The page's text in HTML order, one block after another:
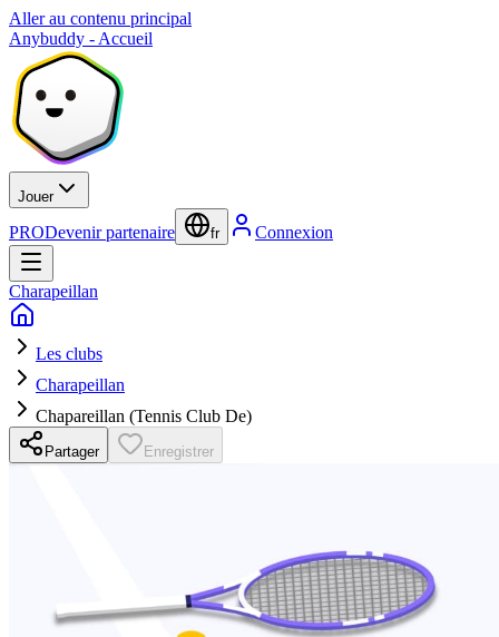
Aller au contenu principal
Anybuddy - Accueil
Jouer
PRODevenir partenaire fr Connexion
Charapeillan
Les clubs
Charapeillan
Chapareillan (Tennis Club De)
Partager Enregistrer